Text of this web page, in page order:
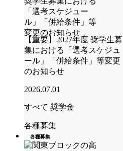
【重要】2027年度 奨学生募
集における「選考スケジュ
ール」「併給条件」等変更
のお知らせ
2026.07.01
すべて 奨学金
各種募集
各種募集